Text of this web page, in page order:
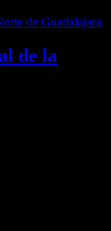
de la